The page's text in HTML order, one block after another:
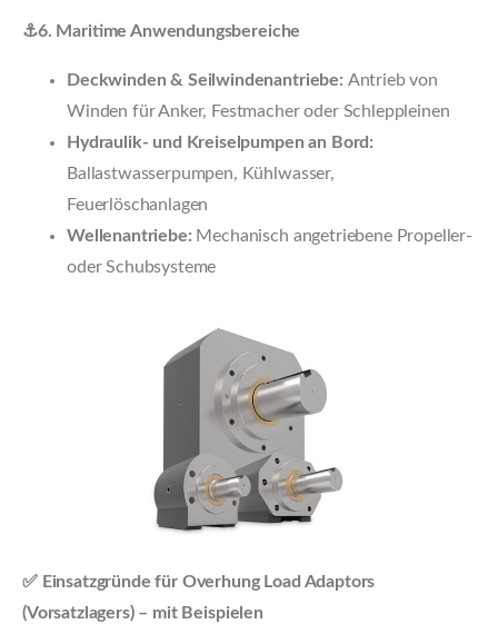
⚓6. Maritime Anwendungsbereiche
Deckwinden & Seilwindenantriebe: Antrieb von
Winden für Anker, Festmacher oder Schleppleinen
Hydraulik- und Kreiselpumpen an Bord:
Ballastwasserpumpen, Kühlwasser,
Feuerlöschanlagen
Wellenantriebe: Mechanisch angetriebene Propeller-
oder Schubsysteme
✅ Einsatzgründe für Overhung Load Adaptors
(Vorsatzlagers) – mit Beispielen